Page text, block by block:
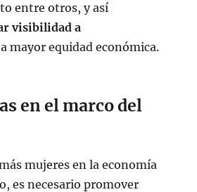
entre otros, y así
visibilidad a
mayor equidad económica.
en el marco del
mujeres en la economía
es necesario promover